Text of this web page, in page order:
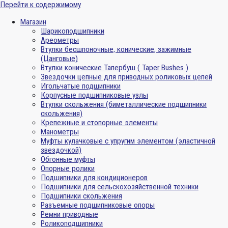
Перейти к содержимому
Магазин
Шарикоподшипники
Ареометры
Втулки бесшпоночные, конические, зажимные
(Цанговые)
Втулки конические Тапербуш ( Taper Bushes )
Звездочки цепные для приводных роликовых цепей
Игольчатые подшипники
Корпусные подшипниковые узлы
Втулки скольжения (биметаллические подшипники
скольжения)
Крепежные и стопорные элементы
Манометры
Муфты кулачковые с упругим элементом (эластичной
звездочкой)
Обгонные муфты
Опорные ролики
Подшипники для кондиционеров
Подшипники для сельскохозяйственной техники
Подшипники скольжения
Разъемные подшипниковые опоры
Ремни приводные
Роликоподшипники